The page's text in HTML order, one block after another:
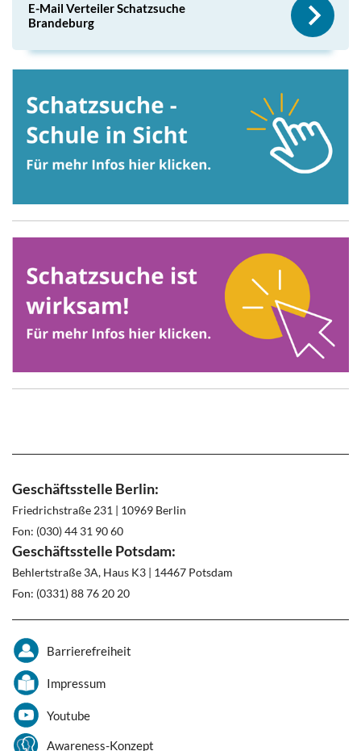
E-Mail Verteiler Schatzsuche
Brandeburg
Geschäftsstelle Berlin:
Friedrichstraße 231 | 10969 Berlin
Fon: (030) 44 31 90 60
Geschäftsstelle Potsdam:
Behlertstraße 3A, Haus K3 | 14467 Potsdam
Fon: (0331) 88 76 20 20
Barrierefreiheit
Impressum
Youtube
Awareness-Konzept